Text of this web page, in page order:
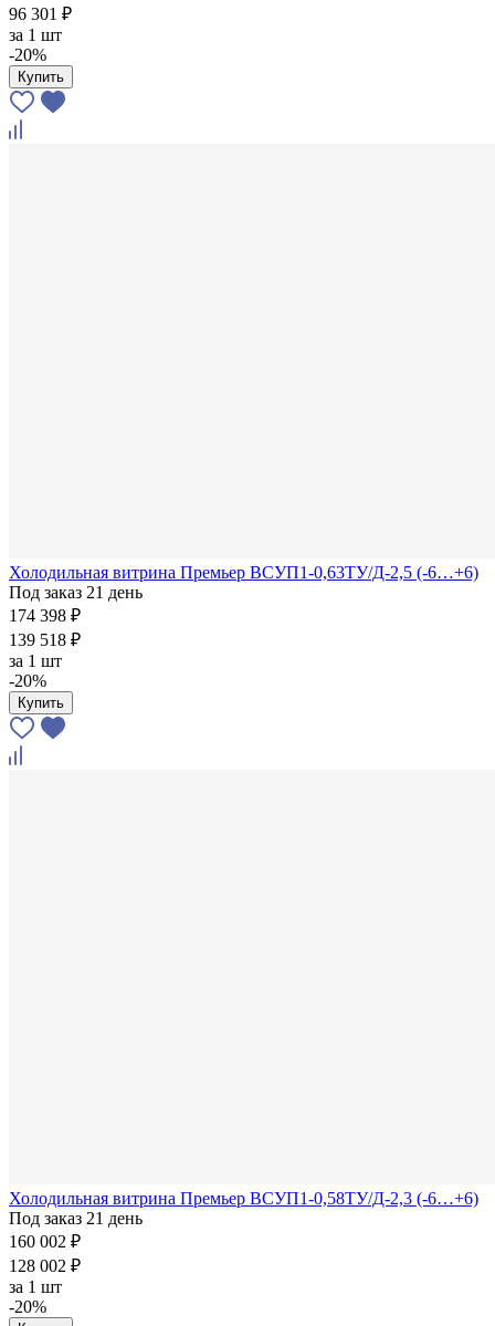
96 301 ₽
за 1 шт
-20%
Купить
Холодильная витрина Премьер ВСУП1-0,63ТУ/Д-2,5 (-6…+6)
Под заказ 21 день
174 398 ₽
139 518 ₽
за 1 шт
-20%
Купить
Холодильная витрина Премьер ВСУП1-0,58ТУ/Д-2,3 (-6…+6)
Под заказ 21 день
160 002 ₽
128 002 ₽
за 1 шт
-20%